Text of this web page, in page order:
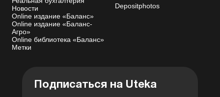
Новости
Online издание «Баланс»
Online издание «Баланс-
Агро»
Online библиотека «Баланс»
Метки
Depositphotos
Подписаться на Uteka